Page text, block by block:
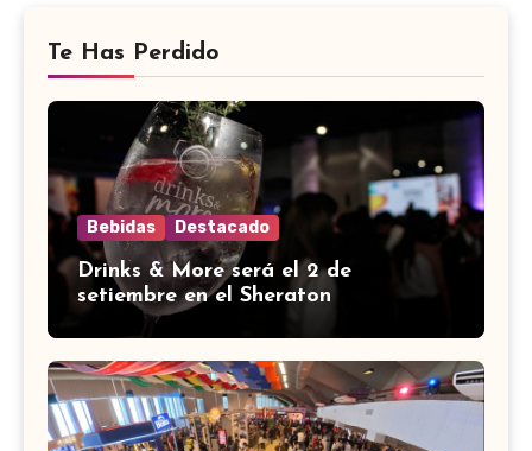
Te Has Perdido
Bebidas Destacado
Drinks & More será el 2 de
setiembre en el Sheraton